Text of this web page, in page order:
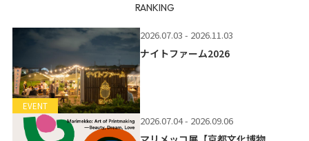
RANKING
EVENT
2026.07.03 - 2026.11.03
ナイトファーム2026
2026.07.04 - 2026.09.06